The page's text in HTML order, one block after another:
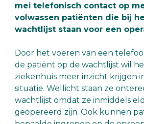
mei telefonisch contact op
volwassen patiënten die bij
wachtlijst staan voor een
Door het voeren van een
de patiënt op de wachtlijst wil
ziekenhuis meer inzicht krijgen
situatie. Wellicht staan ze
wachtlijst omdat ze inmiddels
geopereerd zijn. Ook kunnen